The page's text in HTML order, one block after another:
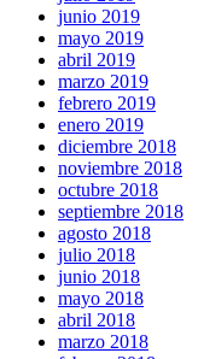
junio 2019
mayo 2019
abril 2019
marzo 2019
febrero 2019
enero 2019
diciembre 2018
noviembre 2018
octubre 2018
septiembre 2018
agosto 2018
julio 2018
junio 2018
mayo 2018
abril 2018
marzo 2018